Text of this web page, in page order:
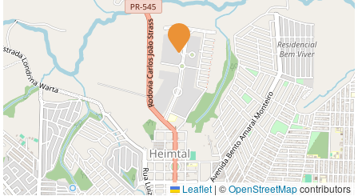
Leaflet | ©OpenStreetMapcontributors